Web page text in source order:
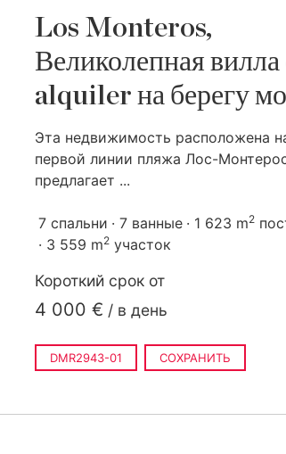
Los Monteros,
Великолепная вилла
alquiler на берегу
Эта недвижимость расположена
первой линии пляжа Лос-
предлагает ...
7 спальни 7 ванные 1 623 m2
3 559 m2 участок
Короткий срок от
4 000 € / в день
DMR2943-01 СОХРАНИТЬ